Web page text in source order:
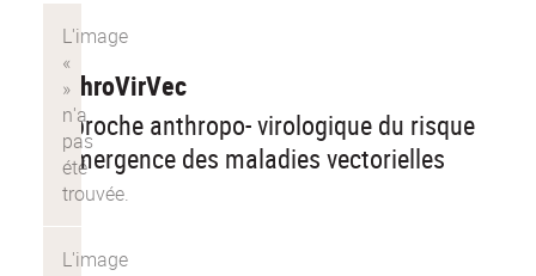
AnthroVirVec
Approche anthropo- virologique du risque
d’émergence des maladies vectorielles